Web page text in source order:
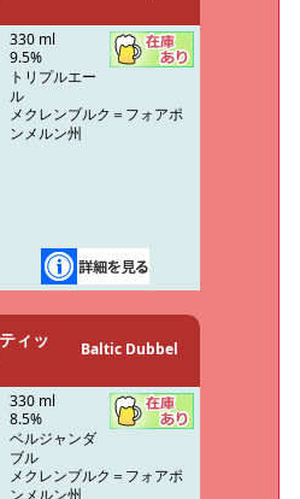
330 ml
9.5%
トリプルエー
ル
メクレンブルク＝フォアポ
ンメルン州
ィッ
Baltic Dubbel
330 ml
8.5%
ベルジャンダ
ブル
メクレンブルク＝フォアポ
ンメルン州